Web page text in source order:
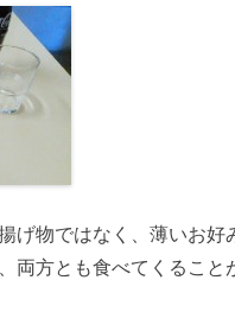
げ物ではなく、薄いお好
両方とも食べてくること